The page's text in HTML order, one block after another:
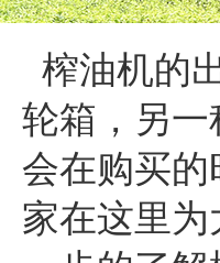
榨油机的
轮箱，另
会在购买
家在这里